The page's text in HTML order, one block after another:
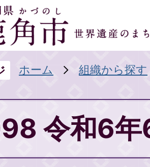
ホーム 組織から探す
令和6年